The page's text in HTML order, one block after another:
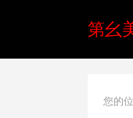
第幺
您的